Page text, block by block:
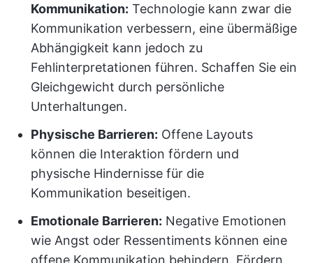
Kommunikation: Technologie kann zwar die
Kommunikation verbessern, eine übermäßige
Abhängigkeit kann jedoch zu
Fehlinterpretationen führen. Schaffen Sie ein
Gleichgewicht durch persönliche
Unterhaltungen.
Physische Barrieren: Offene Layouts
können die Interaktion fördern und
physische Hindernisse für die
Kommunikation beseitigen.
Emotionale Barrieren: Negative Emotionen
wie Angst oder Ressentiments können eine
offene Kommunikation behindern. Fördern